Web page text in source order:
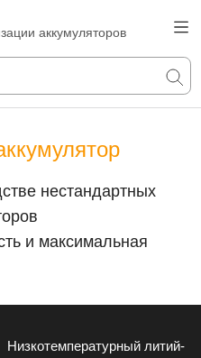
аккумуляторов
нестандартных
и максимальная
Низкотемпературный литий-